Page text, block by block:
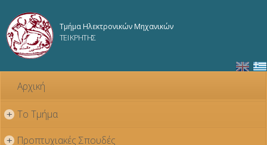
κυρίως
Τμήμα Ηλεκτρονικών Μηχανικών
ΤΕΙ ΚΡΗΤΗΣ
Αρχική
+ Το Τμήμα
+ Προπτυχιακές Σπουδές